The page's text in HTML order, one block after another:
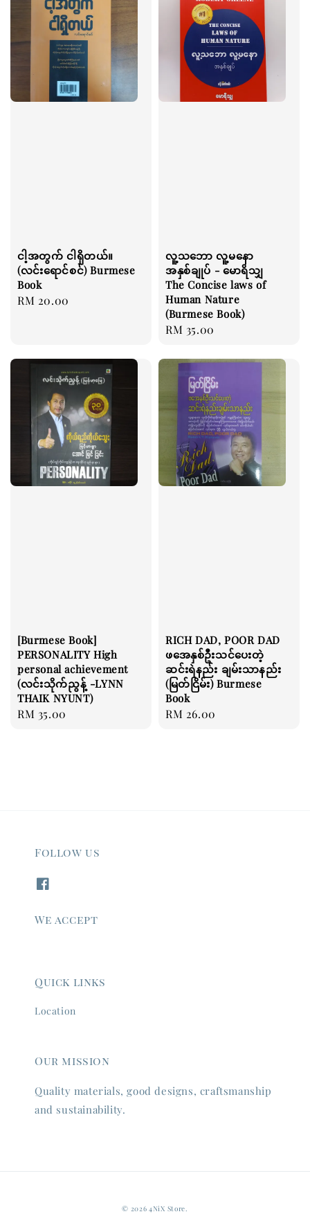
ငါ့အတွက် ငါရှိတယ်။
(လင်းရောင်စင်) Burmese
Book
Regular
RM 20.00
လူ့သဘော လူ့မနော
အနှစ်ချုပ် - မောရိသျှ
The Concise laws of
Human Nature
(Burmese Book)
Regular
RM 35.00
[Burmese Book]
PERSONALITY High
personal achievement
(လင်းသိုက်ညွန့် -LYNN
THAIK NYUNT)
Regular
RM 35.00
RICH DAD, POOR DAD
ဖအေနှစ်ဦးသင်ပေးတဲ့
ဆင်းရဲနည်း ချမ်းသာနည်း
(မြတ်ငြိမ်း) Burmese
Book
Regular
RM 26.00
Follow us
We accept
Quick links
Location
Our mission
Quality materials, good designs, craftsmanship
and sustainability.
© 2026 4NiX Store.